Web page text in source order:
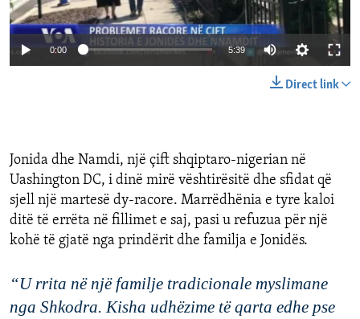
0:00 5:39
Direct link
Jonida dhe Namdi, një çift shqiptaro-nigerian në
Uashington DC, i dinë mirë vështirësitë dhe sfidat që
sjell një martesë dy-racore. Marrëdhënia e tyre kaloi
ditë të errëta në fillimet e saj, pasi u refuzua për një
kohë të gjatë nga prindërit dhe familja e Jonidës.
“Urrita në një familje tradicionale myslimane
nga Shkodra. Kisha udhëzime të qarta edhe pse